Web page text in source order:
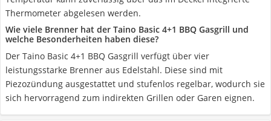
Thermometer abgelesen werden.
Wie viele Brenner hat der Taino Basic 4+1 BBQ Gasgrill und
welche Besonderheiten haben diese?
Der Taino Basic 4+1 BBQ Gasgrill verfügt über vier
leistungsstarke Brenner aus Edelstahl. Diese sind mit
Piezozündung ausgestattet und stufenlos regelbar, wodurch sie
sich hervorragend zum indirekten Grillen oder Garen eignen.